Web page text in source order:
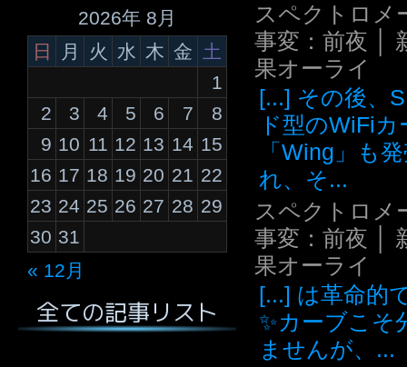
2026年 8月
日
月 火 水 木 金 土
« 12月
1
2
3 4 5 6 7
8
9 10 11 12 13 14 15
16 17 18 19 20 21 22
23 24 25 26 27 28 29
30 31
全ての記事リスト
スペクトロメ
事変：前夜 │
果オーライ
[...] その後、
ド型のWiFiカ
「Wing」も
れ、そ...
スペクトロメ
事変：前夜 │
果オーライ
[...] は革命的
✨カーブこそ
ませんが、...